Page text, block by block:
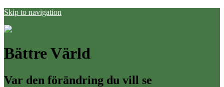
Skip to navigation
Bättre Värld
Var den förändring du vill se